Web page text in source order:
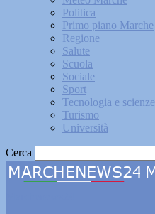
Politica
Primo piano Marche
Regione
Salute
Scuola
Sociale
Sport
Tecnologia e scienze
Turismo
Università
Cerca